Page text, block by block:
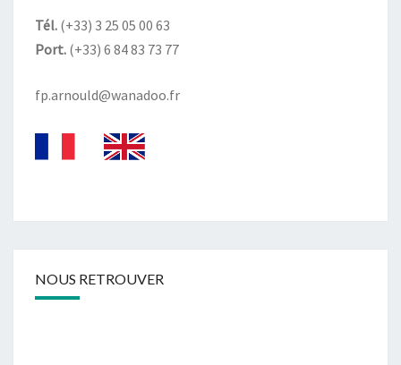
Tél. (+33) 3 25 05 00 63
Port. (+33) 6 84 83 73 77
fp.arnould@wanadoo.fr
NOUS RETROUVER